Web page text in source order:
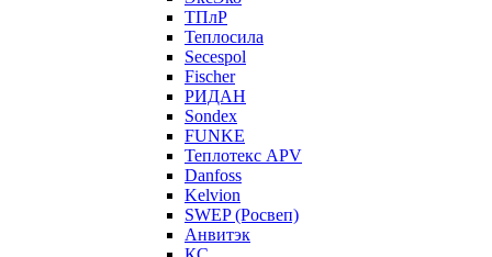
ТПлР
Теплосила
Secespol
Fischer
РИДАН
Sondex
FUNKE
Теплотекс APV
Danfoss
Kelvion
SWEP (Росвеп)
Анвитэк